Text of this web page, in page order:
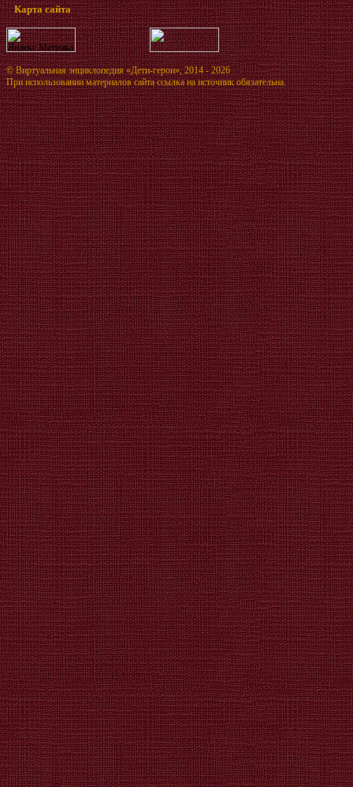
Карта сайта
©Виртуальная энциклопедия «Дети-герои», 2014 - 2026
При использовании материалов сайта ссылка на источник обязательна.